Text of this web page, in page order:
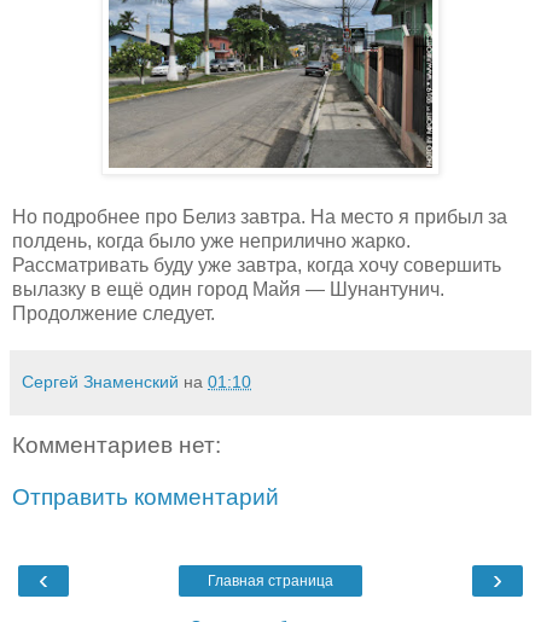
Но подробнее про Белиз завтра. На место я прибыл за
полдень, когда было уже неприлично жарко.
Рассматривать буду уже завтра, когда хочу совершить
вылазку в ещё один город Майя — Шунантунич.
Продолжение следует.
Сергей Знаменский на 01:10
Комментариев нет:
Отправить комментарий
‹ ›
Главная страница